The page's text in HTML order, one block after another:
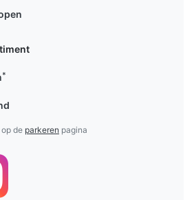
*
de parkeren pagina